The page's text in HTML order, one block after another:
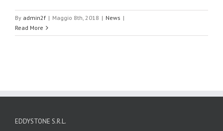
By admin2f | Maggio 8th, 2018 | News |
Read More
EDDYSTONE S.R.L.